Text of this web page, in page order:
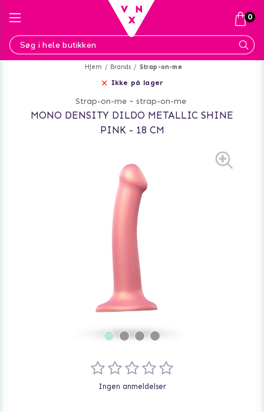
Hjem Brands Strap-on-me
Ikke på lager
Strap-on-me - strap-on-me
MONO DENSITY DILDO METALLIC SHINE
PINK - 18 CM
Ingen anmeldelser
0